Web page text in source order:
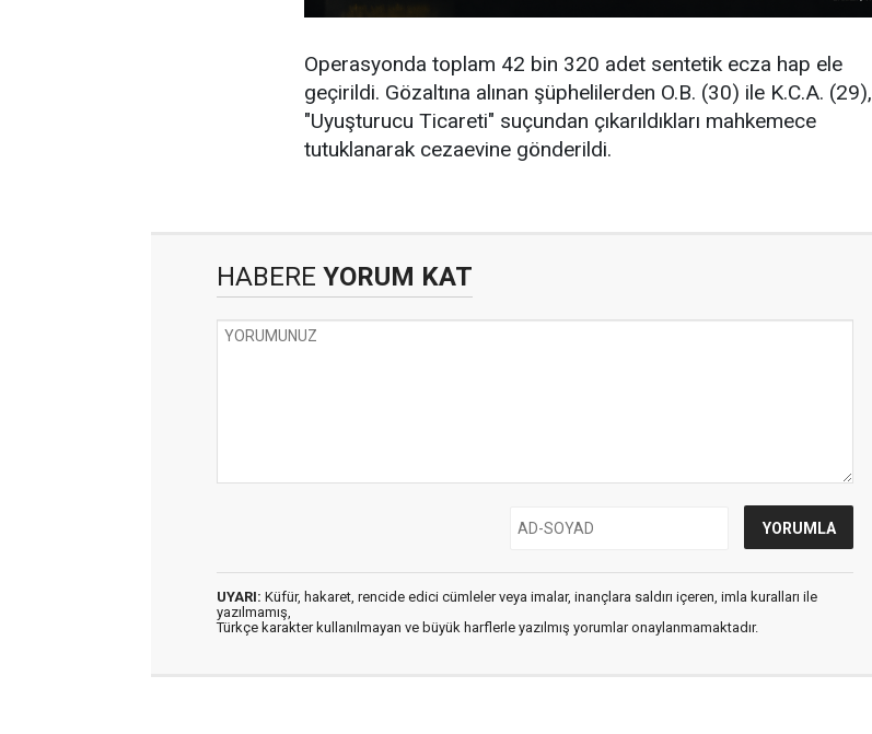
Operasyonda toplam 42 bin 320 adet sentetik ecza hap ele
geçirildi. Gözaltına alınan şüphelilerden O.B. (30) ile K.C.A. (29),
"Uyuşturucu Ticareti" suçundan çıkarıldıkları mahkemece
tutuklanarak cezaevine gönderildi.
HABERE YORUM KAT
UYARI: Küfür, hakaret, rencide edici cümleler veya imalar, inançlara saldırı içeren, imla kuralları ile
yazılmamış,
Türkçe karakter kullanılmayan ve büyük harflerle yazılmış yorumlar onaylanmamaktadır.